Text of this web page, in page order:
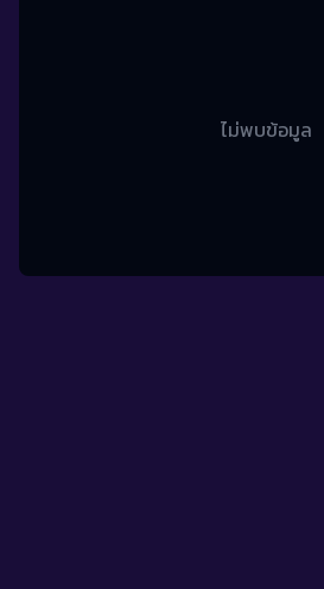
ไม่พบข้อมูล